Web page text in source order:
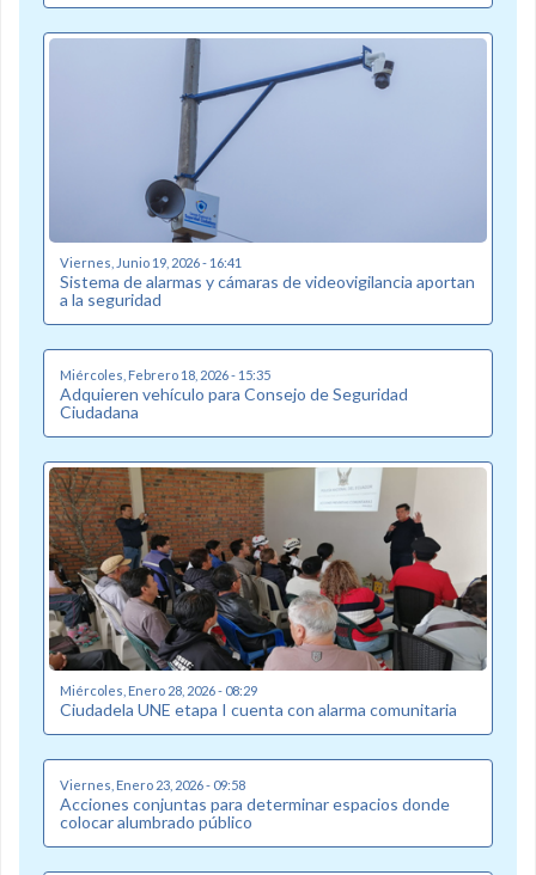
Viernes, Junio 19, 2026 - 16:41
Sistema de alarmas y cámaras de videovigilancia aportan
a la seguridad
Miércoles, Febrero 18, 2026 - 15:35
Adquieren vehículo para Consejo de Seguridad
Ciudadana
Miércoles, Enero 28, 2026 - 08:29
Ciudadela UNE etapa I cuenta con alarma comunitaria
Viernes, Enero 23, 2026 - 09:58
Acciones conjuntas para determinar espacios donde
colocar alumbrado público